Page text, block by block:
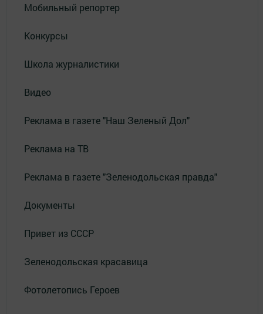
Мобильный репортер
Конкурсы
Школа журналистики
Видео
Реклама в газете "Наш Зеленый Дол"
Реклама на ТВ
Реклама в газете "Зеленодольская правда"
Документы
Привет из СССР
Зеленодольская красавица
Фотолетопись Героев